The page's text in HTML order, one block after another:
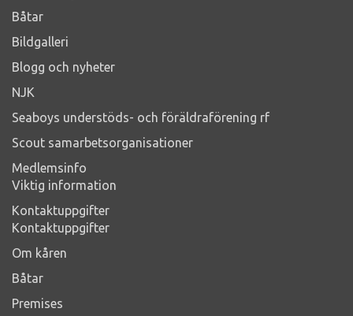
Båtar
Bildgalleri
Blogg och nyheter
NJK
Seaboys understöds- och föräldraförening rf
Scout samarbetsorganisationer
Medlemsinfo
Viktig information
Kontaktuppgifter
Kontaktuppgifter
Om kåren
Båtar
Premises